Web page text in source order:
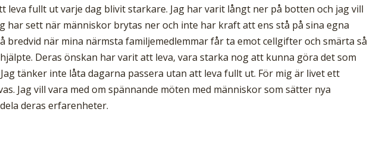
leva fullt ut varje dag blivit starkare. Jag har varit långt ner på botten och jag vill
har sett när människor brytas ner och inte har kraft att ens stå på sina egna
bredvid när mina närmsta familjemedlemmar får ta emot cellgifter och smärta så
Deras önskan har varit att leva, vara starka nog att kunna göra det som
tänker inte låta dagarna passera utan att leva fullt ut. För mig är livet ett
Jag vill vara med om spännande möten med människor som sätter nya
deras erfarenheter.